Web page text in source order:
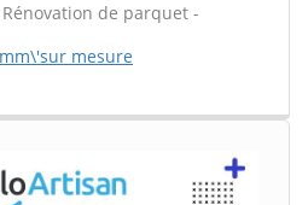
de parquet -
mesure